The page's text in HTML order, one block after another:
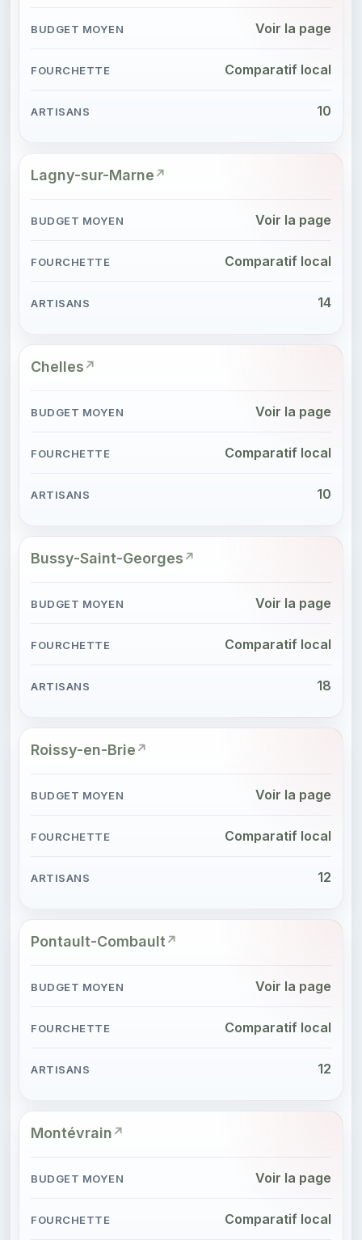
Voir la page
Comparatif local
10
Lagny-sur-Marne
Voir la page
Comparatif local
14
Chelles
Voir la page
Comparatif local
10
Bussy-Saint-Georges
Voir la page
Comparatif local
18
Roissy-en-Brie
Voir la page
Comparatif local
12
Pontault-Combault
Voir la page
Comparatif local
12
Montévrain
Voir la page
Comparatif local